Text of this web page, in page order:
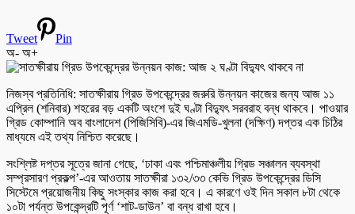
Tweet
Pin
অ- অ+
নিজস্ব প্রতিনিধি: সাতক্ষীরায় গ্রিড উপকেন্দ্রের জরুরি উন্নয়ন কাজের জন্য আজ ১১
এপ্রিল (শনিবার) শহরের বড় একটি অংশে দুই ঘণ্টা বিদ্যুৎ সরবরাহ বন্ধ থাকবে। পাওয়ার
গ্রিড কোম্পানি অব বাংলাদেশ (পিজিসিবি)-এর জিএমডি-খুলনা (দক্ষিণ) দপ্তর এক চিঠির
মাধ্যমে এই তথ্য নিশ্চিত করেছে।
সংশ্লিষ্ট দপ্তর সূত্রে জানা গেছে, ‘ঢাকা এবং পশ্চিমাঞ্চলীয় গ্রিড সঞ্চালন ব্যবস্থা
সম্প্রসারণ প্রকল্প’-এর আওতায় সাতক্ষীরা ১৩২/৩৩ কেভি গ্রিড উপকেন্দ্রের ডিসি
সিস্টেমে প্রয়োজনীয় কিছু সংস্কার কাজ করা হবে। এ কারণে ওই দিন সকাল ৮টা থেকে
১০টা পর্যন্ত উপকেন্দ্রটি পূর্ণ ‘শাট-ডাউন’ বা বন্ধ রাখা হবে।